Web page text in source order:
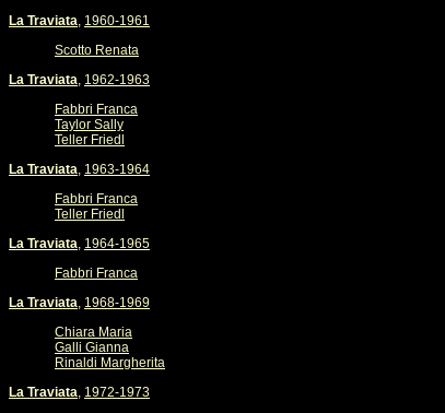
La Traviata, 1960-1961
Scotto Renata
La Traviata, 1962-1963
Fabbri Franca
Taylor Sally
Teller Friedl
La Traviata, 1963-1964
Fabbri Franca
Teller Friedl
La Traviata, 1964-1965
Fabbri Franca
La Traviata, 1968-1969
Chiara Maria
Galli Gianna
Rinaldi Margherita
La Traviata, 1972-1973